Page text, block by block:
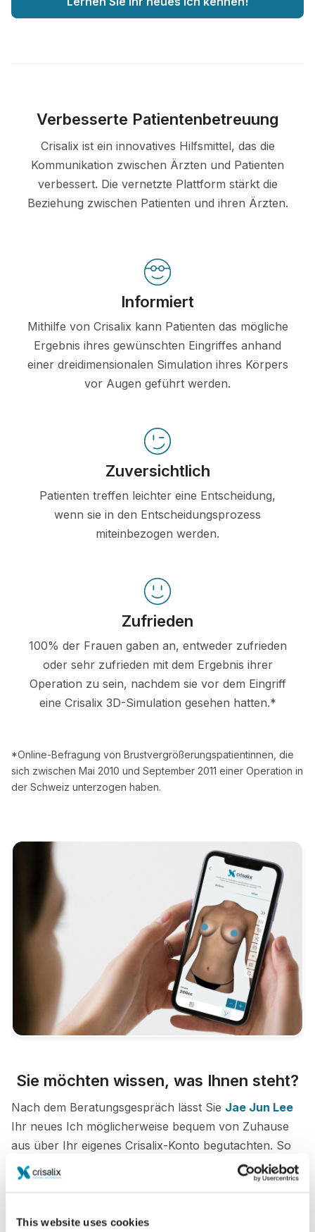
This website uses cookies
Verbesserte Patientenbetreuung
Crisalix ist ein innovatives Hilfsmittel, das die
Kommunikation zwischen Ärzten und Patienten
verbessert. Die vernetzte Plattform stärkt die
Beziehung zwischen Patienten und ihren Ärzten.
Informiert
Mithilfe von Crisalix kann Patienten das mögliche
Ergebnis ihres gewünschten Eingriffes anhand
einer dreidimensionalen Simulation ihres Körpers
vor Augen geführt werden.
Zuversichtlich
Patienten treffen leichter eine Entscheidung,
wenn sie in den Entscheidungsprozess
miteinbezogen werden.
Zufrieden
100% der Frauen gaben an, entweder zufrieden
oder sehr zufrieden mit dem Ergebnis ihrer
Operation zu sein, nachdem sie vor dem Eingriff
eine Crisalix 3D-Simulation gesehen hatten.*
*Online-Befragung von Brustvergrößerungspatientinnen, die
sich zwischen Mai 2010 und September 2011 einer Operation in
der Schweiz unterzogen haben.
Sie möchten wissen, was Ihnen steht?
Nach dem Beratungsgespräch lässt Sie Jae Jun Lee
Ihr neues Ich möglicherweise bequem von Zuhause
aus über Ihr eigenes Crisalix-Konto begutachten. So
können Sie Freunde und Familie an Ihrem potentiellen
neuen Erscheinungsbild teilhaben lassen und zweite